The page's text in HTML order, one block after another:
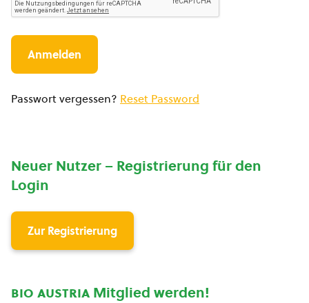
Passwort vergessen? Reset Password
Neuer Nutzer – Registrierung für den
Login
Zur Registrierung
bio austria Mitglied werden!